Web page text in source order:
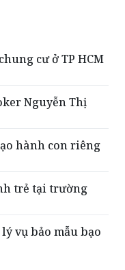
cư ở TP HCM
Nguyễn Thị
hành con riêng
trẻ tại trường
vụ bảo mẫu bạo